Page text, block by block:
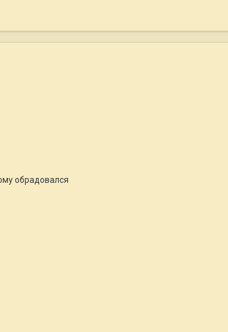
обрадовался